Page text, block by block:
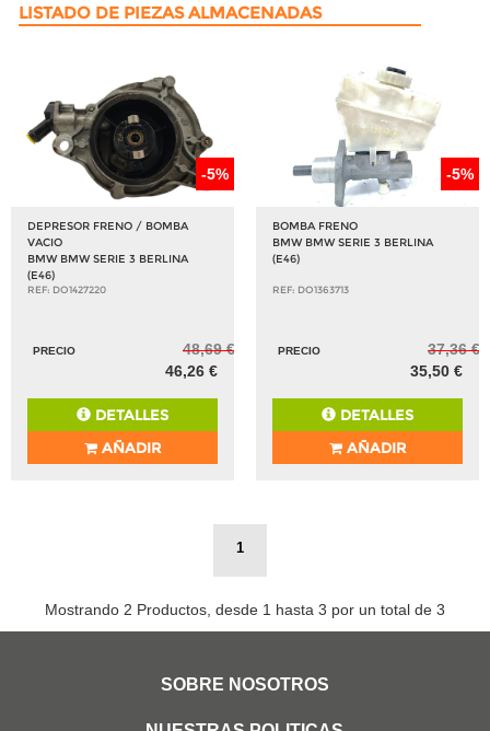
LISTADO DE PIEZAS ALMACENADAS
-5%
DEPRESOR FRENO / BOMBA
VACIO
BMW BMW SERIE 3 BERLINA
(E46)
REF: DO1427220
PRECIO
48,69 €
46,26 €
DETALLES
AÑADIR
-5%
BOMBA FRENO
BMW BMW SERIE 3 BERLINA
(E46)
REF: DO1363713
PRECIO
37,36 €
35,50 €
DETALLES
AÑADIR
1
Mostrando 2 Productos, desde 1 hasta 3 por un total de 3
SOBRE NOSOTROS